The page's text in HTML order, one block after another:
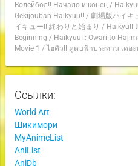
Волейбол!! Начало и конец/
Gekijouban Haikyuu!! / 劇場版ハイキ
イキュー!! 終わりと始まり / Haikyu!!
Beginning / Haikyuu!!: Owari to
Movie 1 / ไฮคิว!! คู่ตบฟ้าประทาน เดอะ
Ссылки:
World Art
Шикимори
MyAnimeList
AniList
AniDb